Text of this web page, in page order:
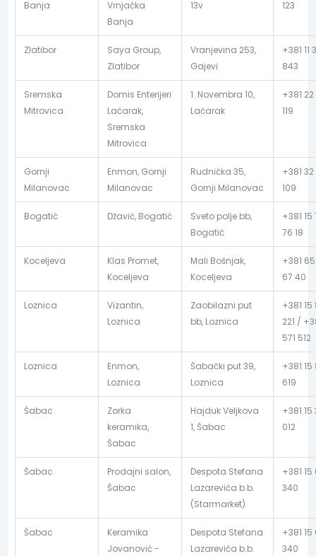
Banja
Vrnjačka
Banja
13v 123
Zlatibor
Saya Group,
Zlatibor
Vranjevina 253,
Gajevi
+381 11
843
Sremska
Mitrovica
Domis Enterijeri
Laćarak,
Sremska
Mitrovica
1. Novembra 10,
Laćarak
+381 22
119
Gornji
Milanovac
Enmon, Gornji
Milanovac
Rudnička 35,
Gornji Milanovac
+381
109
Bogatić Džavić, Bogatić
Sveto polje bb,
Bogatić
+381 15
76 18
Koceljeva
Klas Promet,
Koceljeva
Mali Bošnjak,
Koceljeva
+381
67 40
Loznica
Vizantin,
Loznica
Zaobilazni put
bb, Loznica
+381 15
221 /
571 512
Loznica
Enmon,
Loznica
Šabački put 39,
Loznica
+381 15
619
Šabac
Zorka
keramika,
Šabac
Hajduk Veljkova
1, Šabac
+381 15
012
Šabac
Prodajni salon,
Šabac
Despota Stefana
Lazarevića b.b.
(Starmarket)
+381
340
Šabac
Keramika
Jovanović -
Despota Stefana
Lazarevića b.b.
+381
340